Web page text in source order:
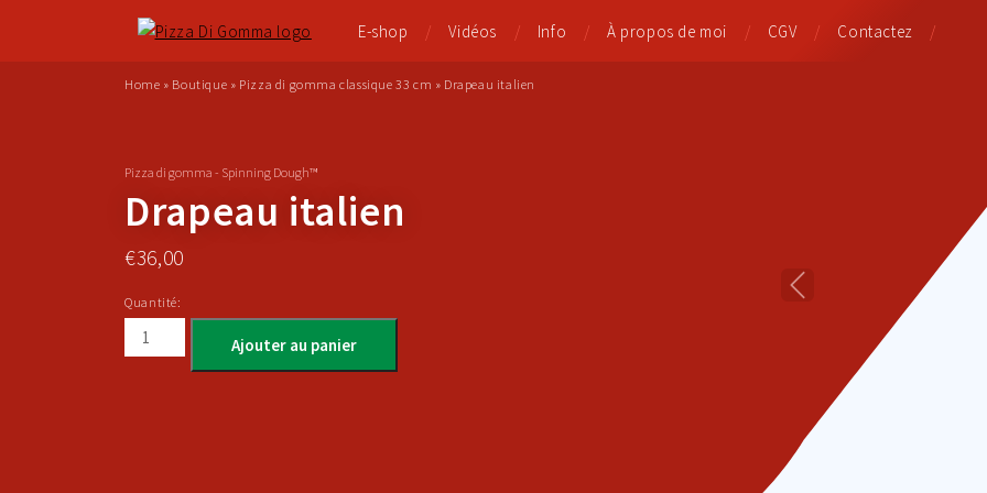
E-shop Vidéos Info À propos de moi CGV Contactez
Home » Boutique » Pizza di gomma classique 33 cm » Drapeau italien
Pizza di gomma - Spinning Dough™
Drapeau italien
€36,00
Quantité:
Ajouter au panier
Previous